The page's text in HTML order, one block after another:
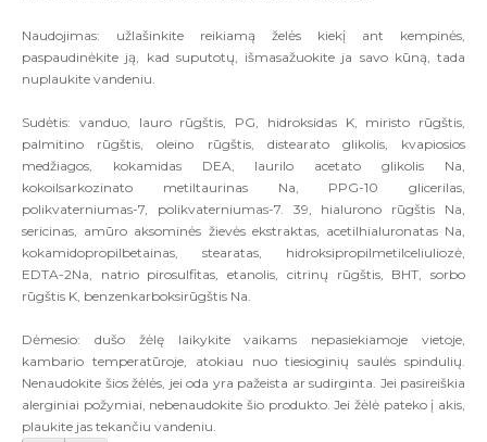
Naudojimas: užlašinkite reikiamą želės kiekį ant kempinės,
paspaudinėkite ją, kad suputotų, išmasažuokite ja savo kūną, tada
nuplaukite vandeniu.
Sudėtis: vanduo, lauro rūgštis, PG, hidroksidas K, miristo rūgštis,
palmitino rūgštis, oleino rūgštis, distearato glikolis, kvapiosios
medžiagos, kokamidas DEA, laurilo acetato glikolis Na,
kokoilsarkozinato metiltaurinas Na, PPG-10 glicerilas,
polikvaterniumas-7, polikvaterniumas-7. 39, hialurono rūgštis Na,
sericinas, amūro aksominės žievės ekstraktas, acetilhialuronatas Na,
kokamidopropilbetainas, stearatas, hidroksipropilmetilceliuliozė,
EDTA-2Na, natrio pirosulfitas, etanolis, citrinų rūgštis, BHT, sorbo
rūgštis K, benzenkarboksirūgštis Na.
Dėmesio: dušo žėlę laikykite vaikams nepasiekiamoje vietoje,
kambario temperatūroje, atokiau nuo tiesioginių saulės spindulių.
Nenaudokite šios žėlės, jei oda yra pažeista ar sudirginta. Jei pasireiškia
alerginiai požymiai, nebenaudokite šio produkto. Jei žėlė pateko į akis,
plaukite jas tekančiu vandeniu.